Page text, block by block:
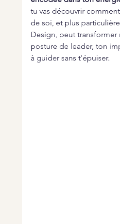
tu vas découvrir
de soi, et plus
Design, peut transformer
posture de leader, ton
à guider sans t'épuiser.